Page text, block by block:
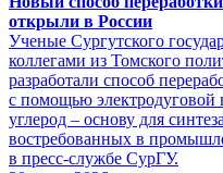
открыли в России
Ученые Сургутского
коллегами из Томского
разработали способ
с помощью
углерод – основу для
востребованных в
в пресс-службе СурГУ.